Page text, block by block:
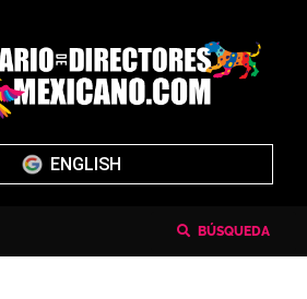
ENGLISH
BÚSQUEDA